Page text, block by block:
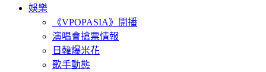
娛樂
《VPOPASIA》開播
演唱會搶票情報
日韓爆米花
歌手動態